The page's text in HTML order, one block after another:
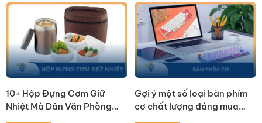
10+ Hộp Đựng Cơm Giữ
Nhiệt Mà Dân Văn Phòng
Gợi ý một số loại bàn phím
cơ chất lượng đáng mua